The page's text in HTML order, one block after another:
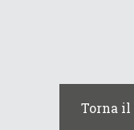
Torna il